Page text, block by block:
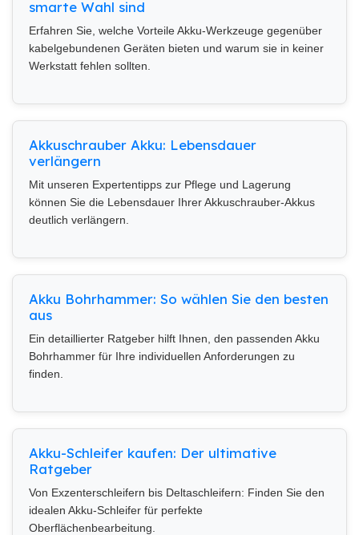
smarte Wahl sind
Erfahren Sie, welche Vorteile Akku-Werkzeuge gegenüber
kabelgebundenen Geräten bieten und warum sie in keiner
Werkstatt fehlen sollten.
Akkuschrauber Akku: Lebensdauer
verlängern
Mit unseren Expertentipps zur Pflege und Lagerung
können Sie die Lebensdauer Ihrer Akkuschrauber-Akkus
deutlich verlängern.
Akku Bohrhammer: So wählen Sie den besten
aus
Ein detaillierter Ratgeber hilft Ihnen, den passenden Akku
Bohrhammer für Ihre individuellen Anforderungen zu
finden.
Akku-Schleifer kaufen: Der ultimative
Ratgeber
Von Exzenterschleifern bis Deltaschleifern: Finden Sie den
idealen Akku-Schleifer für perfekte
Oberflächenbearbeitung.